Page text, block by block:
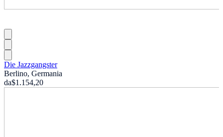
Die Jazzgangster
Berlino, Germania
da$1.154,20